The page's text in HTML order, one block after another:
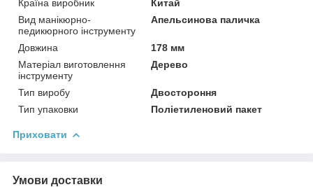
Країна виробник
Китай
Вид манікюрно-
педикюрного інструменту
Апельсинова паличка
Довжина
178 мм
Матеріал виготовлення
інструменту
Дерево
Тип виробу
Двостороння
Тип упаковки
Поліетиленовий пакет
Приховати
Умови доставки